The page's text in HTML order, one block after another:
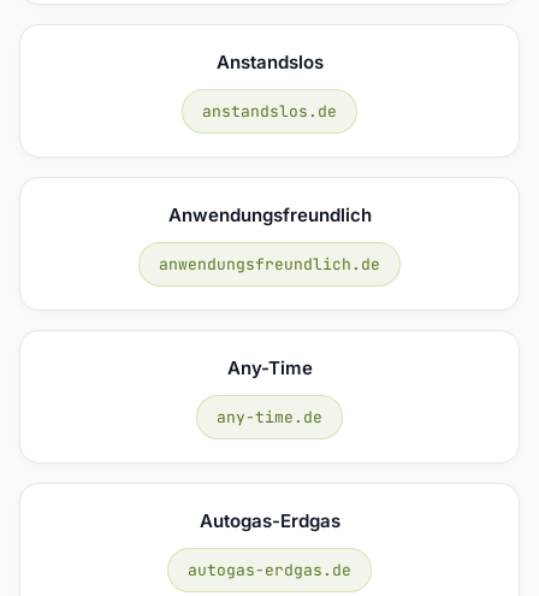
Anstandslos
anstandslos.de
Anwendungsfreundlich
anwendungsfreundlich.de
Any-Time
any-time.de
Autogas-Erdgas
autogas-erdgas.de